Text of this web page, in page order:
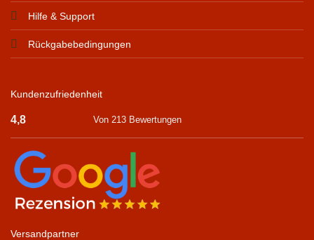
Hilfe & Support
Rückgabebedingungen
Kundenzufriedenheit
4,8 Von 213 Bewertungen
Versandpartner